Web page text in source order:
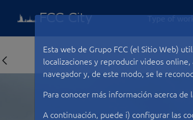
Esta web de Grupo FCC (el Sitio Web)
localizaciones y reproducir videos
navegador y, de este modo, se le
Para conocer más información acerca de
A continuación, puede i) configurar las